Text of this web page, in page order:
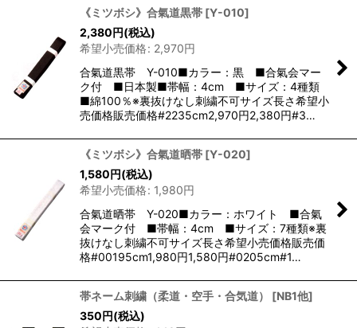
《ミツボシ》合氣道黒帯 [Y-010]
2,380円(税込)
希望小売価格: 2,970円
合氣道黒帯 Y-010■カラー：黒 ■合氣会マー
ク付 ■日本製■帯幅：4cm ■サイズ：4種類
■綿100％※裏抜けなし刺繍不可サイズ長さ希望小
売価格販売価格#2235cm2,970円2,380円#3…
《ミツボシ》合氣道晒帯 [Y-020]
1,580円(税込)
希望小売価格: 1,980円
合氣道晒帯 Y-020■カラー：ホワイト ■合氣
会マーク付 ■帯幅：4cm ■サイズ：7種類※裏
抜けなし刺繍不可サイズ長さ希望小売価格販売価
格#00195cm1,980円1,580円#0205cm#1…
帯ネーム刺繍（柔道・空手・合気道） [NB1他]
350円(税込)